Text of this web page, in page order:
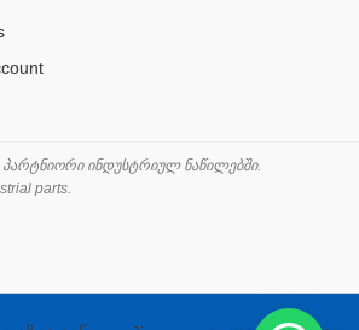
UNF ORFS
/გადამყვანი
ინდუსტრიულ ნაწილებში.
parts.